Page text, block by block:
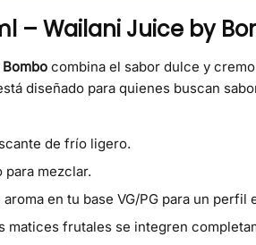
– Wailani Juice by
combina el sabor dulce y
diseñado para quienes buscan
de frío ligero.
mezclar.
en tu base VG/PG para un perfil
matices frutales se integren